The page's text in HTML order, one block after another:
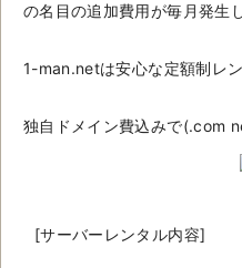
の名目の追加費用が毎月発生
1-man.netは安心な定額制レン
独自ドメイン費込みで(.com
[サーバーレンタル内容]